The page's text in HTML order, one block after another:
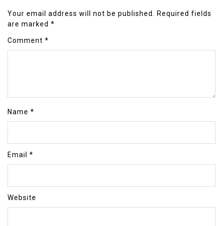
Your email address will not be published.
Required fields
are marked *
Comment *
Name *
Email *
Website